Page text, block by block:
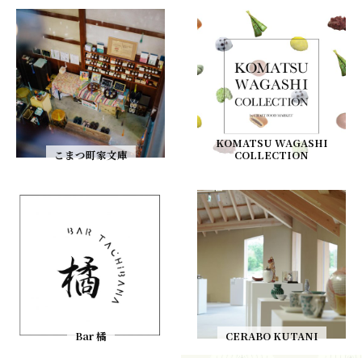
こまつ町家文庫
KOMATSU WAGASHI
COLLECTION
Bar 橘 CERABO KUTANI